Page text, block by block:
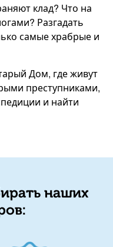
клад? Что на
Разгадать
самые храбрые и
Дом, где живут
преступниками,
и найти
наших